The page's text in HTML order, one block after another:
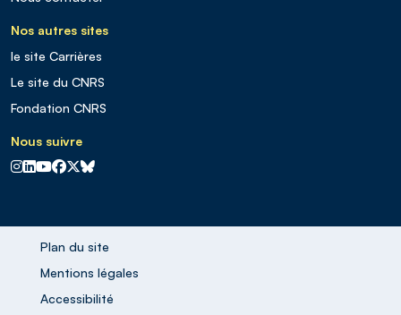
Nos autres sites
le site Carrières
Le site du CNRS
Fondation CNRS
Nous suivre
CNRS sur Instagram
CNRS sur Linkedin
CNRS sur Youtube
CNRS sur Facebook
CNRS sur X
CNRS sur Blus sky
Plan du site
Mentions légales
Accessibilité